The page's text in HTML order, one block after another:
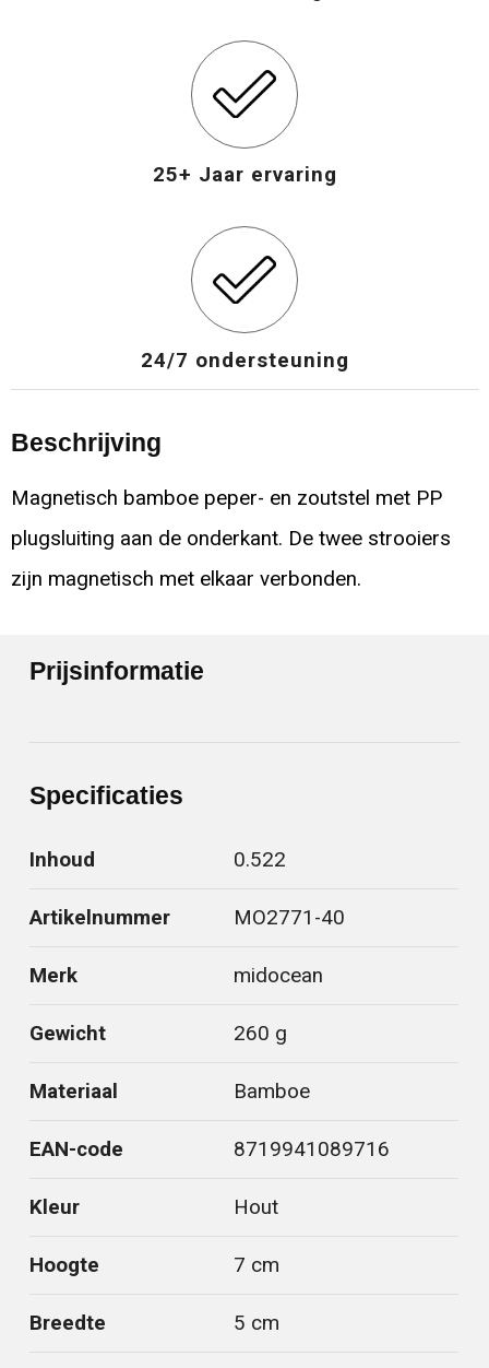
25+ Jaar ervaring
24/7 ondersteuning
Beschrijving
Magnetisch bamboe peper- en zoutstel met PP
plugsluiting aan de onderkant. De twee strooiers
zijn magnetisch met elkaar verbonden.
Prijsinformatie
Specificaties
Inhoud 0.522
Artikelnummer MO2771-40
Merk midocean
Gewicht 260 g
Materiaal Bamboe
EAN-code 8719941089716
Kleur Hout
Hoogte 7 cm
Breedte 5 cm